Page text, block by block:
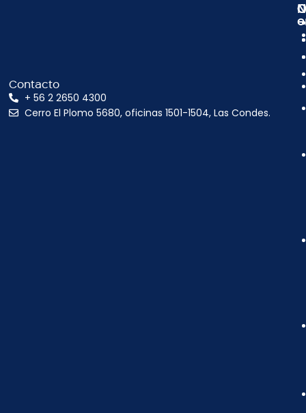
Contacto
+ 56 2 2650 4300
Cerro El Plomo 5680, oficinas 1501-1504, Las Condes.